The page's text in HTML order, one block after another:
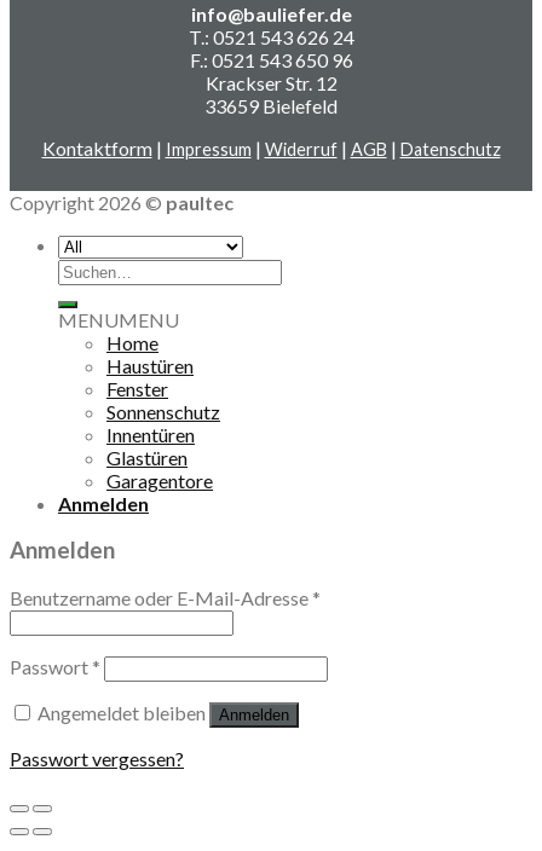
info@bauliefer.de
T.: 0521 543 626 24
F.: 0521 543 650 96
Krackser Str. 12
33659 Bielefeld
Kontaktform | Impressum | Widerruf| AGB | Datenschutz
Copyright 2026 © paultec
Suchen
nach:
MENUMENU
Home
Haustüren
Fenster
Sonnenschutz
Innentüren
Glastüren
Garagentore
Anmelden
Anmelden
Benutzername oder E-Mail-Adresse *
Passwort *
Angemeldet bleiben
Anmelden
Passwort vergessen?